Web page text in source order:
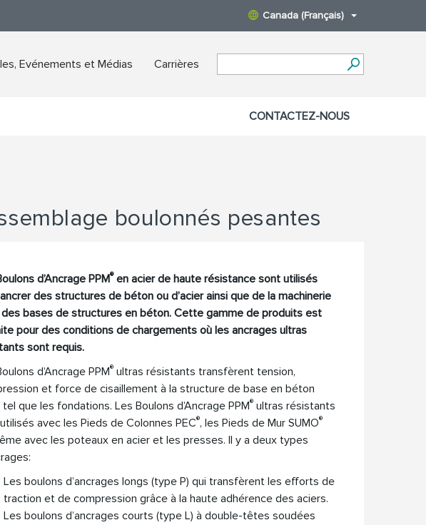
Canada (Français)
Evénements et Médias Carrières
CONTACTEZ-NOUS
boulonnés pesantes
d’Ancrage PPM®en acier de haute résistance sont utilisés
des structures de béton ou d’acier ainsi que de la machinerie
bases de structures en béton. Cette gamme de produits est
pour des conditions de chargements où les ancrages ultras
sont requis.
d’Ancrage PPM® ultras résistants transfèrent tension,
et force de cisaillement à la structure de base en béton
que les fondations. Les Boulons d’Ancrage PPM® ultras résistants
avec les Pieds de Colonnes PEC®, les Pieds de Mur SUMO®
avec les poteaux en acier et les presses. Il y a deux types
Les boulons d’ancrages longs (type P) qui transfèrent les efforts de
traction et de compression grâce à la haute adhérence des aciers.
Les boulons d’ancrages courts (type L) à double-têtes soudées